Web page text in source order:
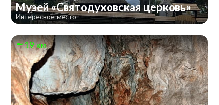
Музей «Святодуховская церковь»
Интересное место
19 км